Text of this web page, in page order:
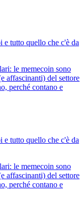
e tutto quello che c'è da
le memecoin sono
affascinanti) del settore
perché contano e
e tutto quello che c'è da
le memecoin sono
affascinanti) del settore
perché contano e